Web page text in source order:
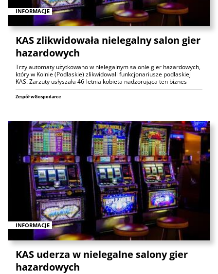
INFORMACJE
KAS zlikwidowała nielegalny salon gier
hazardowych
Trzy automaty użytkowano w nielegalnym salonie gier hazardowych,
który w Kolnie (Podlaskie) zlikwidowali funkcjonariusze podlaskiej
KAS. Zarzuty usłyszała 46-letnia kobieta nadzorująca ten biznes
Zespół wGospodarce
INFORMACJE
KAS uderza w nielegalne salony gier
hazardowych